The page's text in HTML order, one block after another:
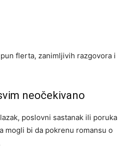
flerta, zanimljivih razgovora i
neočekivano
poslovni sastanak ili poruka
mogli bi da pokrenu romansu o